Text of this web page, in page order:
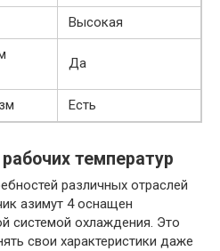
Высокая
Да
Есть
температур
различных отраслей
азимут 4 оснащен
системой охлаждения. Это
свои характеристики даже